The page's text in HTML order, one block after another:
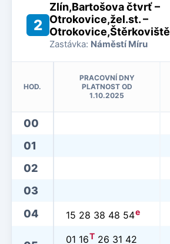
2
Zlín,Bartošova čtvrť –
Otrokovice,žel.st. –
Otrokovice,Štěrkoviště
Zastávka: Náměstí Míru
HOD.
PRACOVNÍ DNY
PLATNOST OD
1.10.2025
00
01
02
03
04 15 28 38 48 54e
01 16T 26 31 42